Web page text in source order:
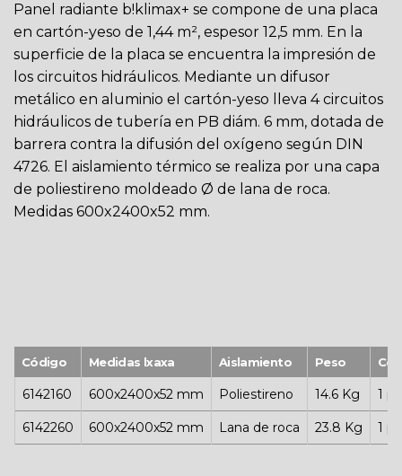
Panel radiante b!klimax+ se compone de una placa
en cartón-yeso de 1,44 m², espesor 12,5 mm. En la
superficie de la placa se encuentra la impresión de
los circuitos hidráulicos. Mediante un difusor
metálico en aluminio el cartón-yeso lleva 4 circuitos
hidráulicos de tubería en PB diám. 6 mm, dotada de
barrera contra la difusión del oxígeno según DIN
4726. El aislamiento térmico se realiza por una capa
de poliestireno moldeado Ø de lana de roca.
Medidas 600x2400x52 mm.
Código Medidas lxaxa Aislamiento Peso
6142160 600x2400x52 mm Poliestireno 14.6 Kg 1 pz
6142260 600x2400x52 mm Lana de roca 23.8 Kg 1 pz